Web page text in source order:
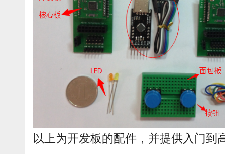
以上为开发板的配件，并提供入门到